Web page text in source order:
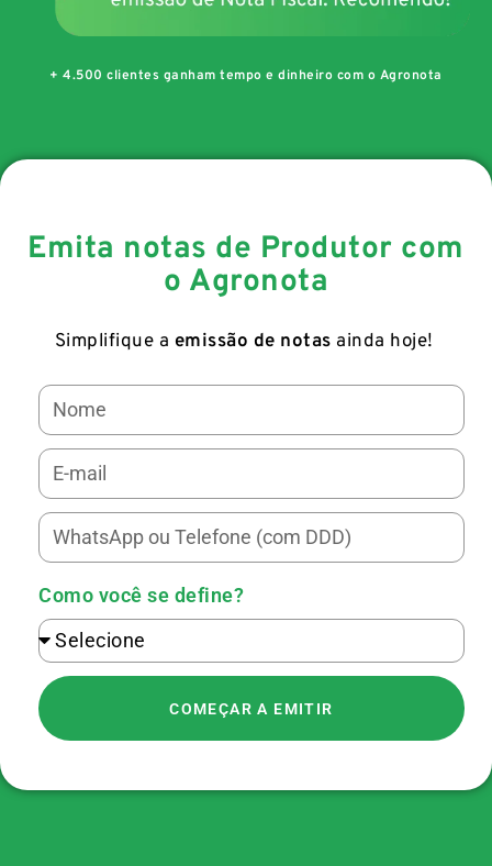
+ 4.500 clientes ganham tempo e dinheiro com o Agronota
Emita notas de Produtor com
o Agronota
Simplifique a emissão de notas ainda hoje!
Como você se define?
COMEÇAR A EMITIR